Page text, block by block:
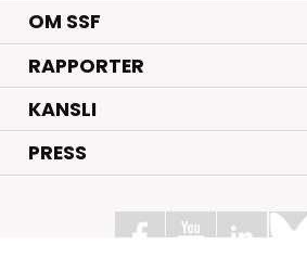
OM SSF
RAPPORTER
KANSLI
PRESS